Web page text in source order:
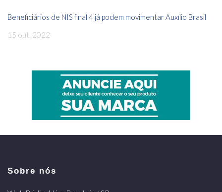
Beneficiários de NIS final 4 já podem movimentar Auxílio Brasil
15 out, 2022
Sobre nós